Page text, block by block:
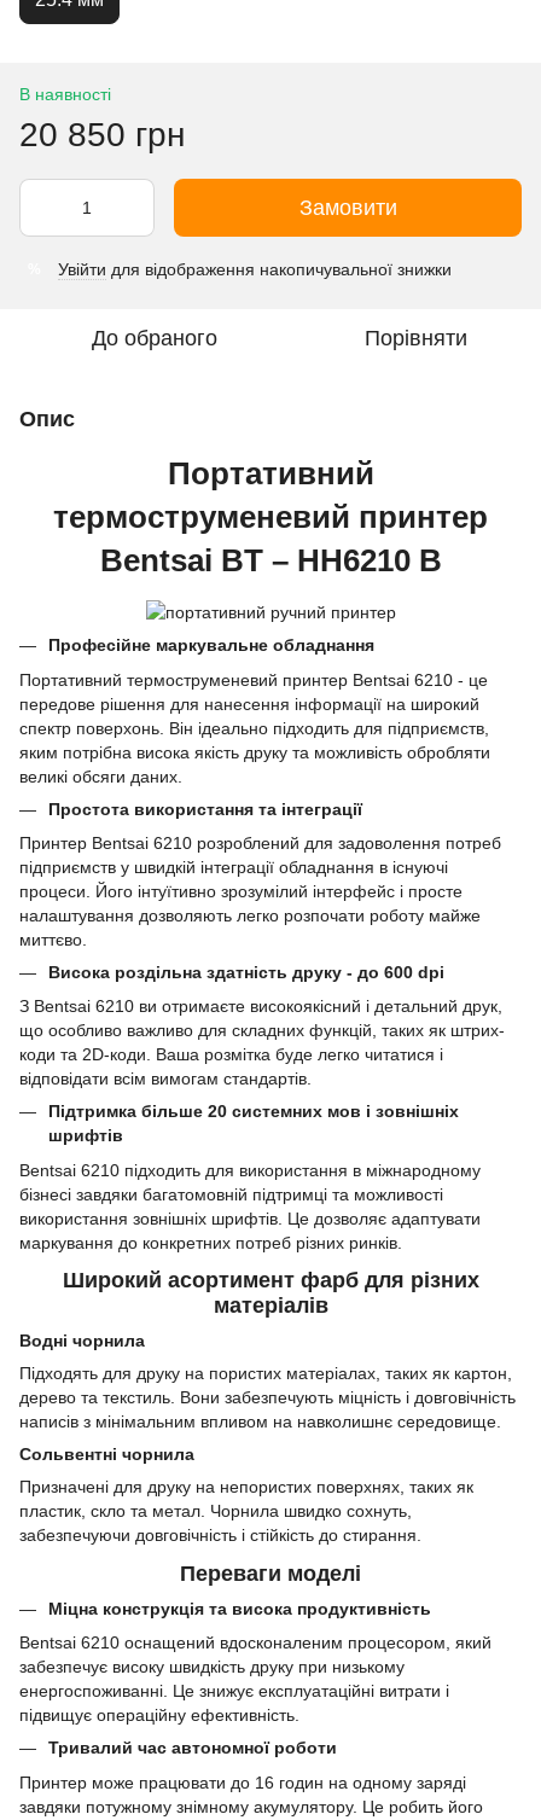
В наявності
20 850 грн
Замовити
Увійти для відображення накопичувальної знижки
До обраного Порівняти
Опис
Портативний
термоструменевий принтер
Bentsai BT – HH6210 B
Професійне маркувальне обладнання
Портативний термоструменевий принтер Bentsai 6210 - це
передове рішення для нанесення інформації на широкий
спектр поверхонь. Він ідеально підходить для підприємств,
яким потрібна висока якість друку та можливість обробляти
великі обсяги даних.
Простота використання та інтеграції
Принтер Bentsai 6210 розроблений для задоволення потреб
підприємств у швидкій інтеграції обладнання в існуючі
процеси. Його інтуїтивно зрозумілий інтерфейс і просте
налаштування дозволяють легко розпочати роботу майже
миттєво.
Висока роздільна здатність друку - до 600 dpi
З Bentsai 6210 ви отримаєте високоякісний і детальний друк,
що особливо важливо для складних функцій, таких як штрих-
коди та 2D-коди. Ваша розмітка буде легко читатися і
відповідати всім вимогам стандартів.
Підтримка більше 20 системних мов і зовнішніх
шрифтів
Bentsai 6210 підходить для використання в міжнародному
бізнесі завдяки багатомовній підтримці та можливості
використання зовнішніх шрифтів. Це дозволяє адаптувати
маркування до конкретних потреб різних ринків.
Широкий асортимент фарб для різних
матеріалів
Водні чорнила
Підходять для друку на пористих матеріалах, таких як картон,
дерево та текстиль. Вони забезпечують міцність і довговічність
написів з мінімальним впливом на навколишнє середовище.
Сольвентні чорнила
Призначені для друку на непористих поверхнях, таких як
пластик, скло та метал. Чорнила швидко сохнуть,
забезпечуючи довговічність і стійкість до стирання.
Переваги моделі
Міцна конструкція та висока продуктивність
Bentsai 6210 оснащений вдосконаленим процесором, який
забезпечує високу швидкість друку при низькому
енергоспоживанні. Це знижує експлуатаційні витрати і
підвищує операційну ефективність.
Тривалий час автономної роботи
Принтер може працювати до 16 годин на одному заряді
завдяки потужному знімному акумулятору. Це робить його